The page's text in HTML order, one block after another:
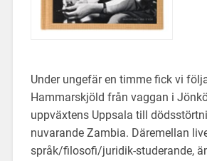
Under ungefär en timme fick vi
Hammarskjöld från vaggan i
uppväxtens Uppsala till
nuvarande Zambia. Däremellan
språk/filosofi/juridik-studerande,